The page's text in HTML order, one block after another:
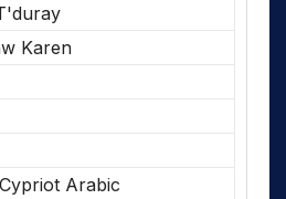
Karen
Arabic